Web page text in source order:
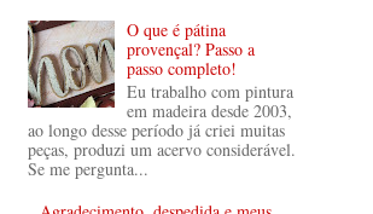
O que é pátina
provençal? Passo a
passo completo!
Eu trabalho com pintura
em madeira desde 2003,
ao longo desse período já criei muitas
peças, produzi um acervo considerável.
Se me pergunta...